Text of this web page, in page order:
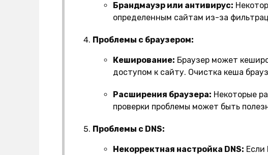
Брандмауэр или антивирус:
определенным сайтам из-за
Проблемы с браузером:
Кеширование: Браузер может
доступом к сайту. Очистка кеша
Расширения браузера: Некоторые
проверки проблемы может быть
Проблемы с DNS:
Некорректная настройка DNS: Если